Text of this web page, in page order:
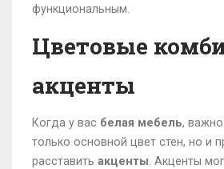
функциональным.
Цветовые
акценты
Когда у вас белая мебель,
только основной цвет стен, но и
расставить акценты . Акценты